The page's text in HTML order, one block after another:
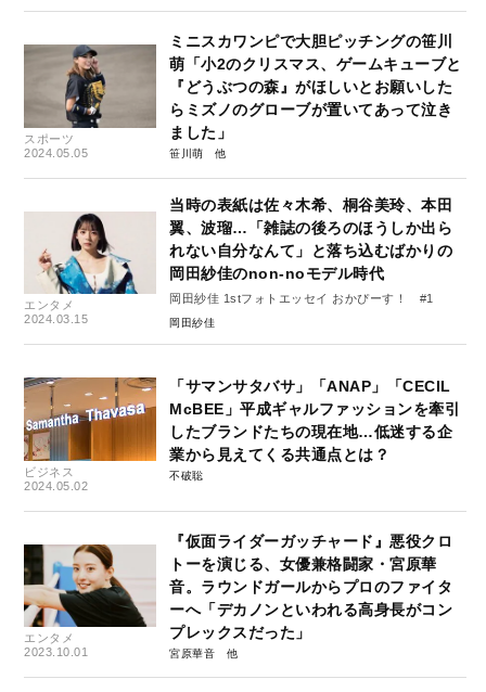
スポーツ
2024.05.05
ミニスカワンピで大胆ピッチングの笹川
萌「小2のクリスマス、ゲームキューブと
『どうぶつの森』がほしいとお願いした
らミズノのグローブが置いてあって泣き
ました」
笹川萌
エンタメ
2024.03.15
当時の表紙は佐々木希、桐谷美玲、本田
翼、波瑠…「雑誌の後ろのほうしか出ら
れない自分なんて」と落ち込むばかりの
岡田紗佳のnon-noモデル時代
岡田紗佳 1stフォトエッセイ おかぴーす！ #1
岡田紗佳
ビジネス
2024.05.02
「サマンサタバサ」「ANAP」「CECIL
McBEE」平成ギャルファッションを牽引
したブランドたちの現在地…低迷する企
業から見えてくる共通点とは？
不破聡
エンタメ
2023.10.01
『仮面ライダーガッチャード』悪役クロ
トーを演じる、女優兼格闘家・宮原華
音。ラウンドガールからプロのファイタ
ーへ「デカノンといわれる高身長がコン
プレックスだった」
宮原華音